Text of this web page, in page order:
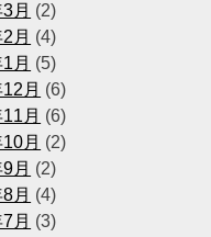
月 (2)
月 (4)
月 (5)
月 (6)
月 (6)
月 (2)
月 (2)
月 (4)
月 (3)